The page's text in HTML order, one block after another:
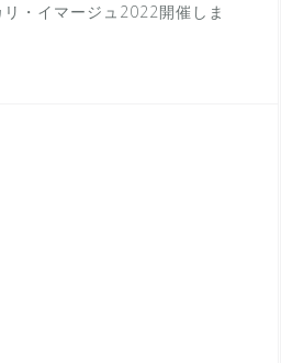
リ・イマージュ2022開催しま